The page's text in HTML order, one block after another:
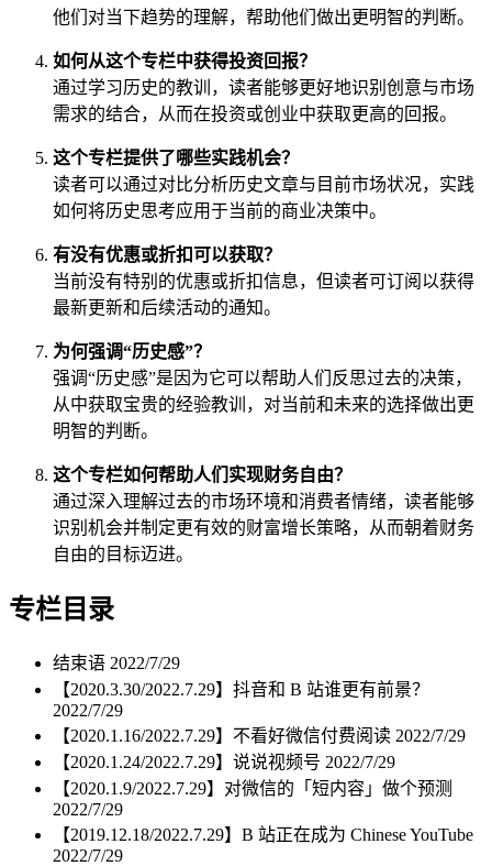
他们对当下趋势的理解，帮助他们做出更明智的判断。
如何从这个专栏中获得投资回报？
通过学习历史的教训，读者能够更好地识别创意与市场
需求的结合，从而在投资或创业中获取更高的回报。
这个专栏提供了哪些实践机会？
读者可以通过对比分析历史文章与目前市场状况，实践
如何将历史思考应用于当前的商业决策中。
有没有优惠或折扣可以获取？
当前没有特别的优惠或折扣信息，但读者可订阅以获得
最新更新和后续活动的通知。
为何强调“历史感”？
强调“历史感”是因为它可以帮助人们反思过去的决策，
从中获取宝贵的经验教训，对当前和未来的选择做出更
明智的判断。
这个专栏如何帮助人们实现财务自由？
通过深入理解过去的市场环境和消费者情绪，读者能够
识别机会并制定更有效的财富增长策略，从而朝着财务
自由的目标迈进。
专栏目录
结束语 2022/7/29
【2020.3.30/2022.7.29】抖音和 B 站谁更有前景？
2022/7/29
【2020.1.16/2022.7.29】不看好微信付费阅读 2022/7/29
【2020.1.24/2022.7.29】说说视频号 2022/7/29
【2020.1.9/2022.7.29】对微信的「短内容」做个预测
2022/7/29
【2019.12.18/2022.7.29】B 站正在成为 Chinese YouTube
2022/7/29